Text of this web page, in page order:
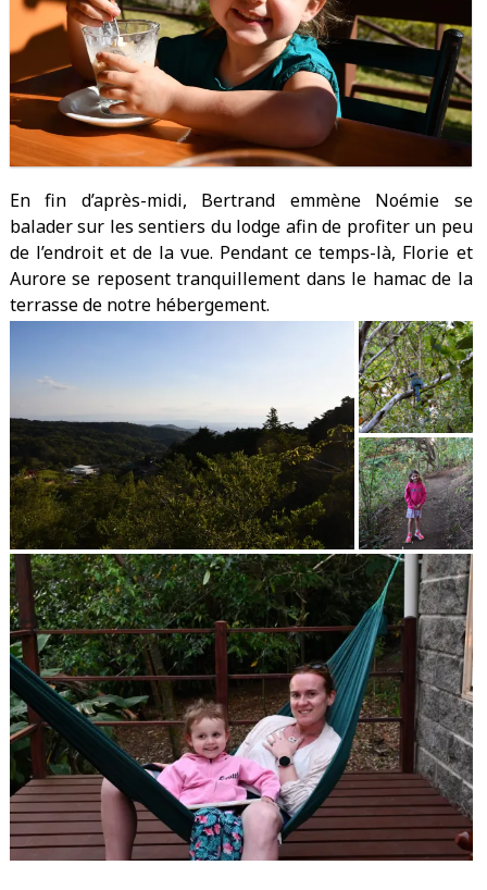
En fin d’après-midi, Bertrand emmène Noémie se
balader sur les sentiers du lodge afin de profiter un peu
de l’endroit et de la vue. Pendant ce temps-là, Florie et
Aurore se reposent tranquillement dans le hamac de la
terrasse de notre hébergement.